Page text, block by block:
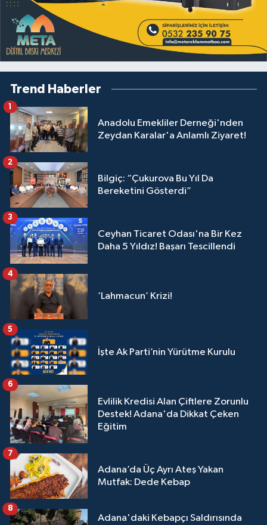
Trend Haberler
Anadolu Emekliler Derneği'nden
Zeydan Karalar'a Anlamlı Ziyaret!
1
Bilgiç: “Çukurova Bu Yıl Da
Bereketini Gösterdi”
2
Ceyhan Ticaret Odası'na Bir Kez
Daha 5 Yıldız! Başarı Tescillendi
3
‘Lahmacun’ Krizi!
4
İşte Ak Parti’nin Yürütme Kurulu
5
Evlilik Kredisi Alan Çiftlere Zorunlu
Destek! Adana'da Dikkat Çeken
Eğitim
6
Adana’da Üç Ayrı Ateş Yakan
Mutfak: Dede Kebap
7
Adana'daki Kebapçı Saldırısında
8